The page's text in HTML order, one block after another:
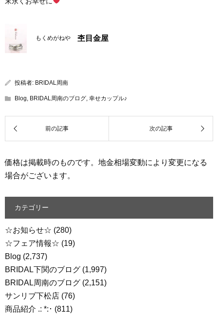
もくめがねや 杢目金屋
投稿者: BRIDAL周南
Blog, BRIDAL周南のブログ, 幸せカップル♪
価格は掲載時のものです。地金相場変動により変更になる
場合がございます。
カテゴリー
☆お知らせ☆ (280)
☆フェア情報☆ (19)
Blog (2,737)
BRIDAL下関のブログ (1,997)
BRIDAL周南のブログ (2,151)
サンリブ下松店 (76)
商品紹介 .: *:･ (811)